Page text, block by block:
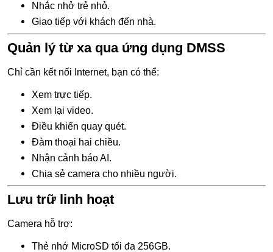
Nhắc nhở trẻ nhỏ.
Giao tiếp với khách đến nhà.
Quản lý từ xa qua ứng dụng DMSS
Chỉ cần kết nối Internet, bạn có thể:
Xem trực tiếp.
Xem lại video.
Điều khiển quay quét.
Đàm thoại hai chiều.
Nhận cảnh báo AI.
Chia sẻ camera cho nhiều người.
Lưu trữ linh hoạt
Camera hỗ trợ:
Thẻ nhớ MicroSD tối đa 256GB.